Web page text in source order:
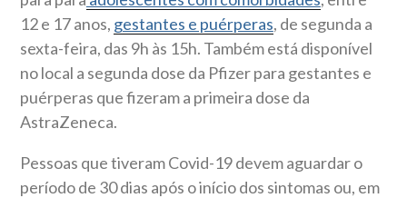
12 e 17 anos, gestantes e puérperas, de segunda a
sexta-feira, das 9h às 15h. Também está disponível
no local a segunda dose da Pfizer para gestantes e
puérperas que fizeram a primeira dose da
AstraZeneca.
Pessoas que tiveram Covid-19 devem aguardar o
período de 30 dias após o início dos sintomas ou, em